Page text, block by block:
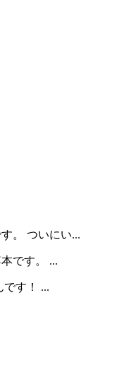
。 ついにい...
です。 ...
です！ ...